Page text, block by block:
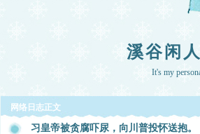
溪谷闲
It's my
网络日志正文
习皇帝被贪腐吓尿，向川普投怀送抱。